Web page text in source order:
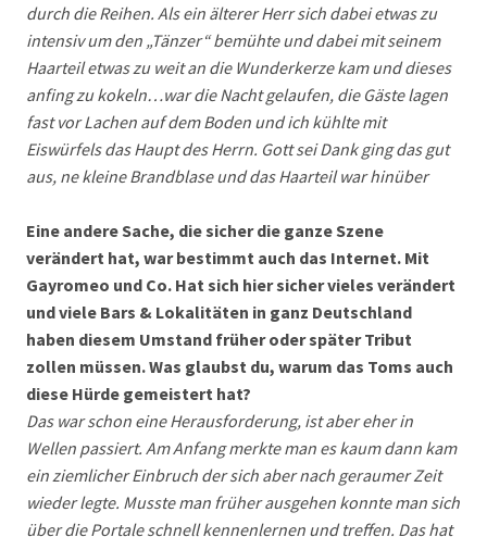
durch die Reihen. Als ein älterer Herr sich dabei etwas zu
intensiv um den „Tänzer“ bemühte und dabei mit seinem
Haarteil etwas zu weit an die Wunderkerze kam und dieses
anfing zu kokeln…war die Nacht gelaufen, die Gäste lagen
fast vor Lachen auf dem Boden und ich kühlte mit
Eiswürfels das Haupt des Herrn. Gott sei Dank ging das gut
aus, ne kleine Brandblase und das Haarteil war hinüber
Eine andere Sache, die sicher die ganze Szene
verändert hat, war bestimmt auch das Internet. Mit
Gayromeo und Co. Hat sich hier sicher vieles verändert
und viele Bars & Lokalitäten in ganz Deutschland
haben diesem Umstand früher oder später Tribut
zollen müssen. Was glaubst du, warum das Toms auch
diese Hürde gemeistert hat?
Das war schon eine Herausforderung, ist aber eher in
Wellen passiert. Am Anfang merkte man es kaum dann kam
ein ziemlicher Einbruch der sich aber nach geraumer Zeit
wieder legte. Musste man früher ausgehen konnte man sich
über die Portale schnell kennenlernen und treffen. Das hat